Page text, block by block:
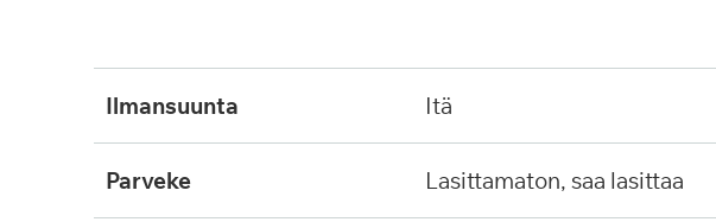
ilmansuunta itä
parveke lasittamaton, saa lasittaa